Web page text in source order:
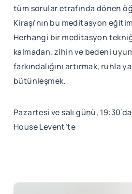
tüm sorular etrafında dönen
Kiraşı’nın bu meditasyon
Herhangi bir meditasyon
kalmadan, zihin ve bedeni
farkındalığını artırmak, ruhla
bütünleşmek.
Pazartesi ve salı günü,
House Levent’te